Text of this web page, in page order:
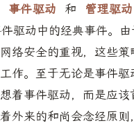
事件驱动 和
管理驱动
驱动中的经典事件。
络安全的重视，这些
作。至于无论是事件
着事件驱动，而是应
外来的和尚会念经原